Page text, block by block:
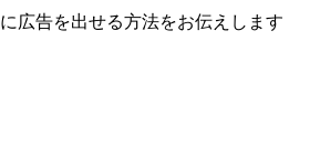
広告を出せる方法をお伝えします